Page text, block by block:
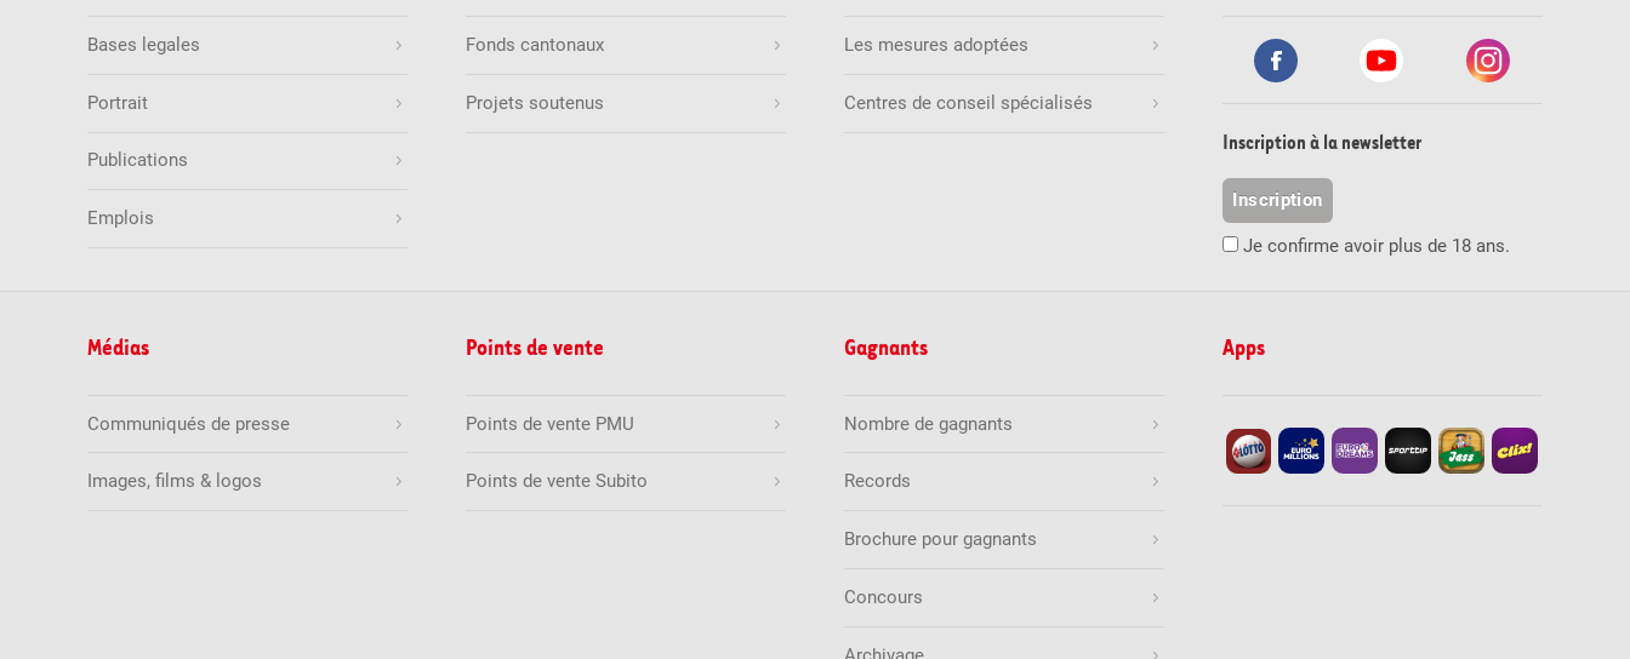
Bases legales
Portrait
Publications
Emplois
Fonds cantonaux
Projets soutenus
Les mesures adoptées
Centres de conseil spécialisés
Inscription à la newsletter
Inscription
Je confirme avoir plus de 18 ans.
Médias
Communiqués de presse
Images, films & logos
Points de vente
Points de vente PMU
Points de vente Subito
Gagnants
Nombre de gagnants
Records
Brochure pour gagnants
Concours
Apps